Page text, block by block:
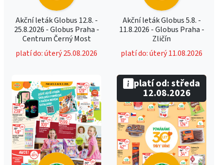
Akční leták Globus 12.8. -
25.8.2026 - Globus Praha -
Centrum Černý Most
platí do: úterý 25.08.2026
Akční leták Globus 5.8. -
11.8.2026 - Globus Praha -
Zličín
platí do: úterý 11.08.2026
platí od: středa
12.08.2026